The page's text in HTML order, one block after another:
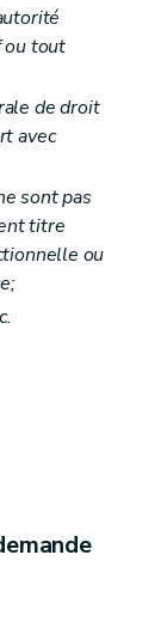
l'environnement
d'évaluation
auteurs d'études d'incidences
ou tout
de droit
avec
sont pas
titre
ou